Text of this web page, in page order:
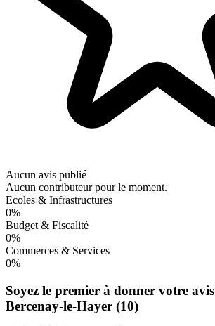
Aucun avis publié
Aucun contributeur pour le moment.
Ecoles & Infrastructures
0%
Budget & Fiscalité
0%
Commerces & Services
0%
Soyez le premier à donner votre
Bercenay-le-Hayer (10)